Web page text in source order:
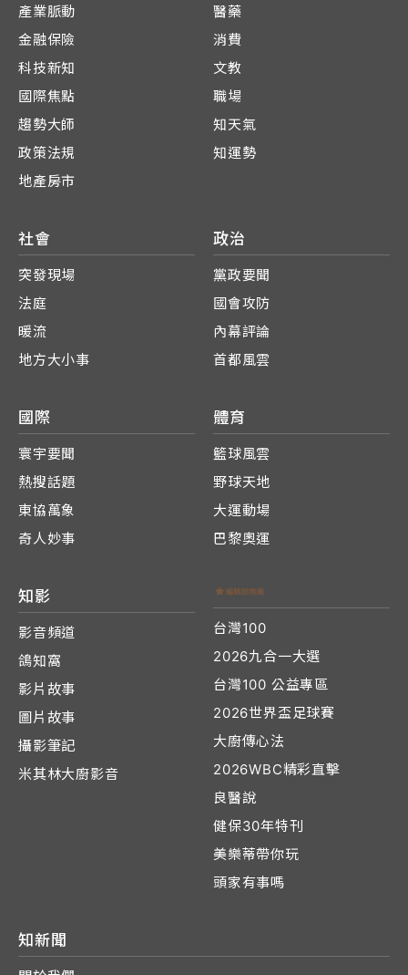
產業脈動
金融保險
科技新知
國際焦點
趨勢大師
政策法規
地產房市
醫藥
消費
文教
職場
知天氣
知運勢
社會
突發現場
法庭
暖流
地方大小事
政治
黨政要聞
國會攻防
內幕評論
首都風雲
國際
寰宇要聞
熱搜話題
東協萬象
奇人妙事
體育
籃球風雲
野球天地
大運動場
巴黎奧運
知影
影音頻道
鴿知窩
影片故事
圖片故事
攝影筆記
米其林大廚影音
台灣100
2026九合一大選
台灣100 公益專區
2026世界盃足球賽
大廚傳心法
2026WBC精彩直擊
良醫說
健保30年特刊
美樂蒂帶你玩
頭家有事嗎
知新聞